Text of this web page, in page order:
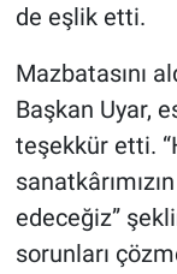
de eşlik etti.
Mazbatasını
Başkan Uyar,
teşekkür etti.
edeceğiz”
sorunları